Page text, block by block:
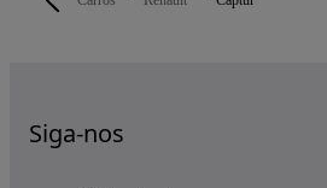
Siga-nos